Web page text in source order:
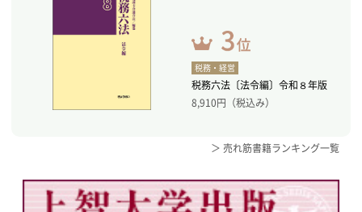
税務・経営
税務六法〔法令編〕令和８年版
8,910円（税込み）
＞ 売れ筋書籍ランキング一覧